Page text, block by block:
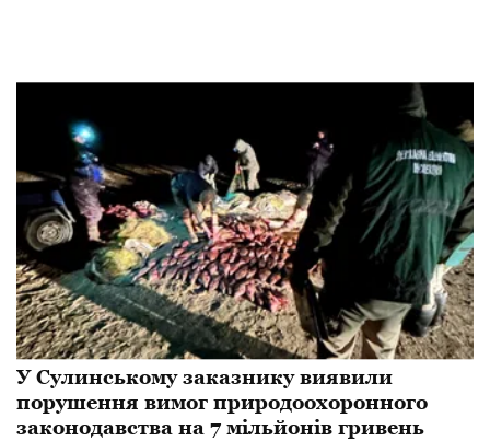
У Сулинському заказнику виявили
порушення вимог природоохоронного
законодавства на 7 мільйонів гривень